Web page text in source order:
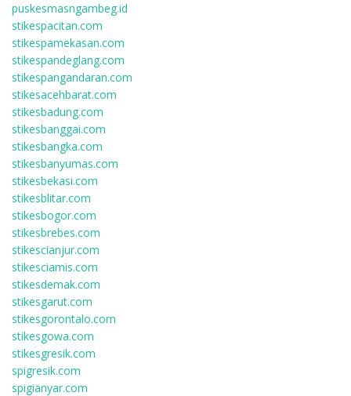
puskesmasngambeg.id
stikespacitan.com
stikespamekasan.com
stikespandeglang.com
stikespangandaran.com
stikesacehbarat.com
stikesbadung.com
stikesbanggai.com
stikesbangka.com
stikesbanyumas.com
stikesbekasi.com
stikesblitar.com
stikesbogor.com
stikesbrebes.com
stikescianjur.com
stikesciamis.com
stikesdemak.com
stikesgarut.com
stikesgorontalo.com
stikesgowa.com
stikesgresik.com
spigresik.com
spigianyar.com